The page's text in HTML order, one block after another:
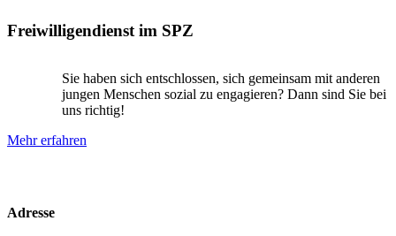
Freiwilligendienst im SPZ
Sie haben sich entschlossen, sich gemeinsam mit anderen
jungen Menschen sozial zu engagieren? Dann sind Sie bei
uns richtig!
Mehr erfahren
Adresse